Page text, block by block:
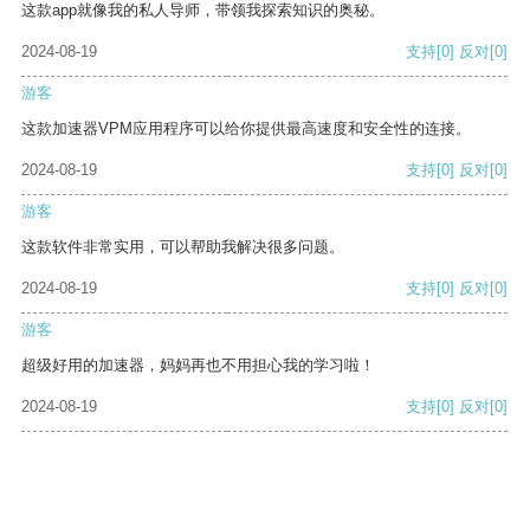
这款app就像我的私人导师，带领我探索知识的奥秘。
2024-08-19 支持[0] 反对[0]
游客
这款加速器VPM应用程序可以给你提供最高速度和安全性的连接。
2024-08-19 支持[0] 反对[0]
游客
这款软件非常实用，可以帮助我解决很多问题。
2024-08-19 支持[0] 反对[0]
游客
超级好用的加速器，妈妈再也不用担心我的学习啦！
2024-08-19 支持[0] 反对[0]